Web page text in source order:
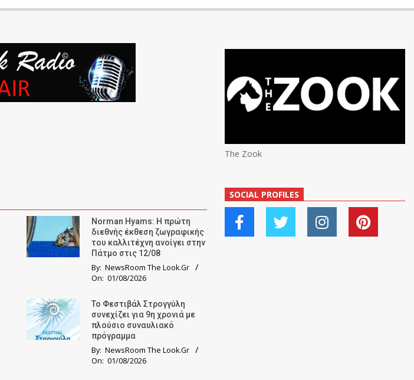
Norman Hyams: Η πρώτη
διεθνής έκθεση ζωγραφικής
του καλλιτέχνη ανοίγει στην
Πάτμο στις 12/08
By: NewsRoom The Look.Gr
On: 01/08/2026
Το Φεστιβάλ Στρογγύλη
συνεχίζει για 9η χρονιά με
πλούσιο συναυλιακό
πρόγραμμα
By: NewsRoom The Look.Gr
On: 01/08/2026
The Zook
SOCIAL PROFILES